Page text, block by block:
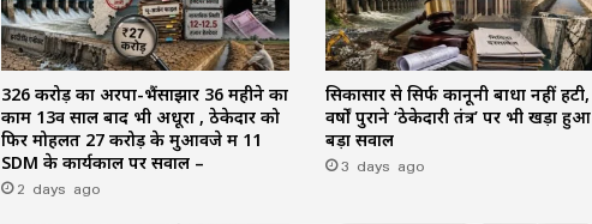
₹326 करोड़ का अरपा-भैंसाझार 36 महीने का
काम 13वें साल बाद भी अधूरा , ठेकेदार को
फिर मोहलत ₹27 करोड़ के मुआवजे में 11
SDM के कार्यकाल पर सवाल –
2 days ago
सिकासार से सिर्फ कानूनी बाधा नहीं हटी,
वर्षों पुराने ‘ठेकेदारी तंत्र’ पर भी खड़ा हुआ
बड़ा सवाल
3 days ago